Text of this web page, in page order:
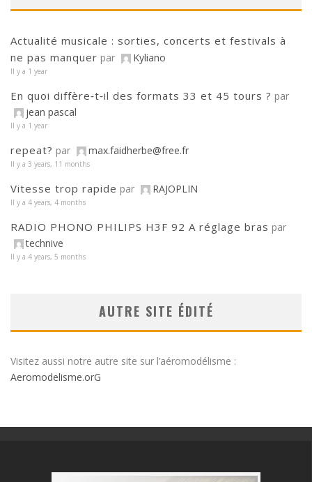
Actualité musicale : sorties, concerts et festivals à
ne pas manquer par Kyliano
Il y a 1 year
En quoi diffère‑t‑il des formats 33 et 45 tours ? par
jean pascal
Il y a 1 year
repeat? par max.faidherbe@free.fr
Il y a 3 years, 11 months
Vitesse trop rapide par RAJOPLIN
Il y a 4 years, 4 months
RADIO PHONO PHILIPS H3F 92 A réglage bras par
technive
Il y a 4 years, 5 months
AUTRE SITE ÉDITÉ
Visitez aussi notre autre site sur l’aéromodélisme :
Aeromodelisme.orG